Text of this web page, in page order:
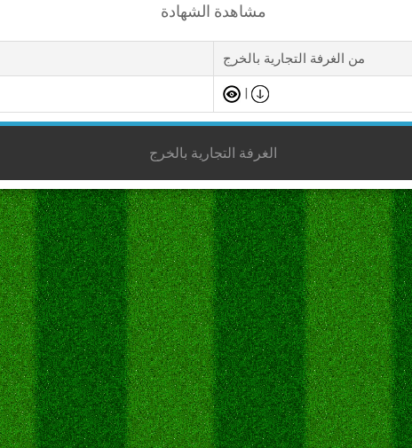
مشاهدة الشهادة
من الغرفة التجارية بالخرج
|
الغرفة التجارية بالخرج